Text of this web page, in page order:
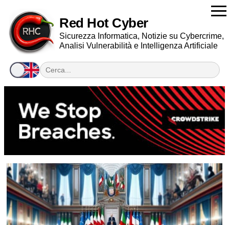
Red Hot Cyber
Sicurezza Informatica, Notizie su Cybercrime,
Analisi Vulnerabilità e Intelligenza Artificiale